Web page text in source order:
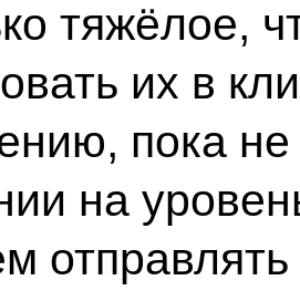
тяжёлое,
их в
пока
на